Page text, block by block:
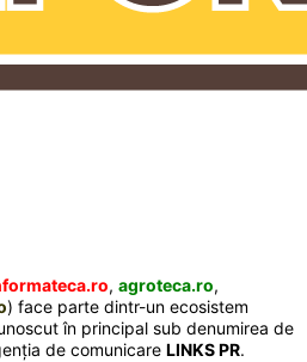
, agroteca.ro,
) face parte dintr-un ecosistem
în principal sub denumirea de
de comunicare LINKS PR.